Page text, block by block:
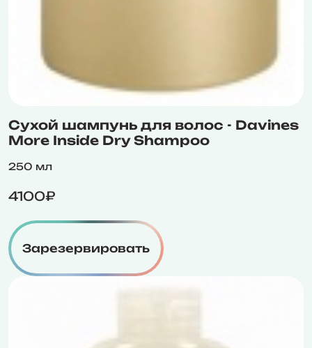
Сухой шампунь для волос - Davines
More Inside Dry Shampoo
250 мл
4100₽
Зарезервировать